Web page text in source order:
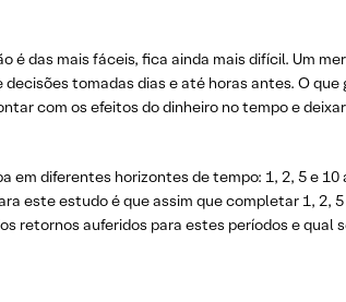
é das mais fáceis, fica ainda mais difícil. Um
tomadas dias e até horas antes. O que
com os efeitos do dinheiro no tempo e
diferentes horizontes de tempo: 1, 2, 5 e 10
este estudo é que assim que completar 1, 2, 5
retornos auferidos para estes períodos e qual